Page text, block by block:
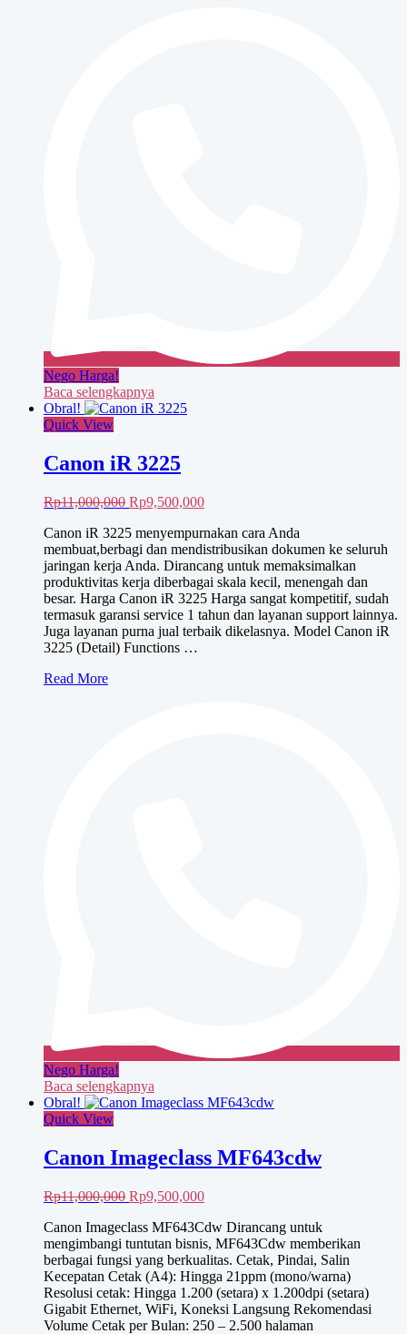
Nego Harga!
Baca selengkapnya
Obral!
Quick View
Canon iR 3225
Rp11,000,000 Harga
adalah:
Rp11,000,000.
Rp9,500,000Harga
ini
adalah:
Rp9,500,000.
Canon iR 3225 menyempurnakan cara Anda
membuat,berbagi dan mendistribusikan dokumen ke seluruh
jaringan kerja Anda. Dirancang untuk memaksimalkan
produktivitas kerja diberbagai skala kecil, menengah dan
besar. Harga Canon iR 3225 Harga sangat kompetitif, sudah
termasuk garansi service 1 tahun dan layanan support lainnya.
Juga layanan purna jual terbaik dikelasnya. Model Canon iR
3225 (Detail) Functions …
Canon
Read More
Nego Harga!
Baca selengkapnya
Obral!
Quick View
Canon Imageclass MF643cdw
Rp11,000,000 Harga
adalah:
Rp11,000,000.
Rp9,500,000Harga
ini
adalah:
Rp9,500,000.
Canon Imageclass MF643Cdw Dirancang untuk
mengimbangi tuntutan bisnis, MF643Cdw memberikan
berbagai fungsi yang berkualitas. Cetak, Pindai, Salin
Kecepatan Cetak (A4): Hingga 21ppm (mono/warna)
Resolusi cetak: Hingga 1.200 (setara) x 1.200dpi (setara)
Gigabit Ethernet, WiFi, Koneksi Langsung Rekomendasi
Volume Cetak per Bulan: 250 – 2.500 halaman